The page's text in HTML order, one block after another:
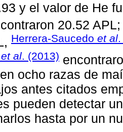
y el valor de He
20.52
Herrera-Saucedo et al
et al. (2013)
ocho razas de
antes citados
pueden detectar
hasta por un